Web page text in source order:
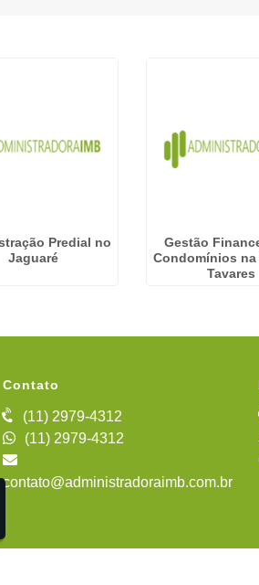
Predial no
Jaguaré
Gestão
Condomínios na
Tavares
Contato
(11) 2979-4312
(11) 2979-4312
contato@administradoraimb.com.br